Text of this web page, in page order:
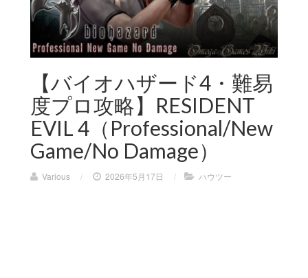
【バイオハザード4・難易
度プロ攻略】RESIDENT
EVIL 4（Professional/New
Game/No Damage）
Various / 2026年5月17日 / ハウツー